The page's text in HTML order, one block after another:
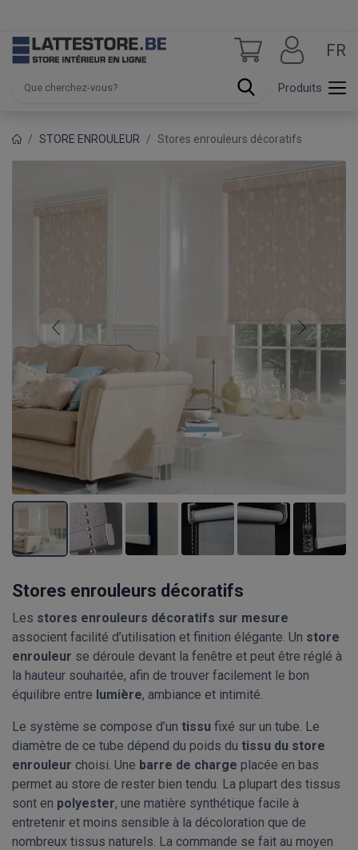
Produits
FR
STORE ENROULEUR Stores enrouleurs décoratifs
Stores enrouleurs décoratifs
Les stores enrouleurs décoratifs sur mesure
associent facilité d’utilisation et finition élégante. Un store
enrouleur se déroule devant la fenêtre et peut être réglé à
la hauteur souhaitée, afin de trouver facilement le bon
équilibre entre lumière, ambiance et intimité.
Le système se compose d’un tissu fixé sur un tube. Le
diamètre de ce tube dépend du poids du tissu du store
enrouleur choisi. Une barre de charge placée en bas
permet au store de rester bien tendu. La plupart des tissus
sont en polyester, une matière synthétique facile à
entretenir et moins sensible à la décoloration que de
nombreux tissus naturels. La commande se fait au moyen